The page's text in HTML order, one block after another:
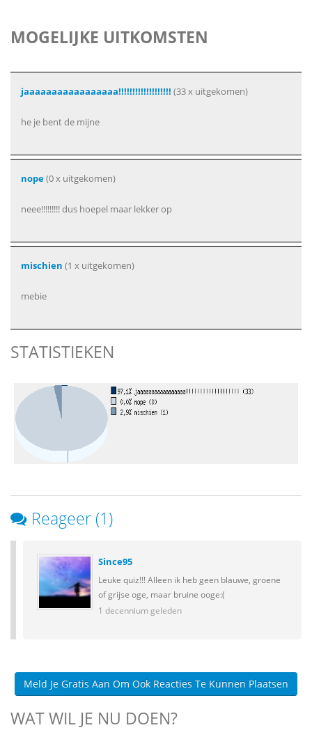
MOGELIJKE UITKOMSTEN
jaaaaaaaaaaaaaaaaa!!!!!!!!!!!!!!!!!!! (33 x uitgekomen)
he je bent de mijne
nope(0 x uitgekomen)
neee!!!!!!!!! dus hoepel maar lekker op
mischien (1 x uitgekomen)
mebie
STATISTIEKEN
Reageer (1)
Since95
Leuke quiz!!! Alleen ik heb geen blauwe, groene
of grijse oge, maar bruine ooge:(
1 decennium geleden
Meld Je Gratis Aan Om Ook Reacties Te Kunnen Plaatsen
WAT WIL JE NU DOEN?